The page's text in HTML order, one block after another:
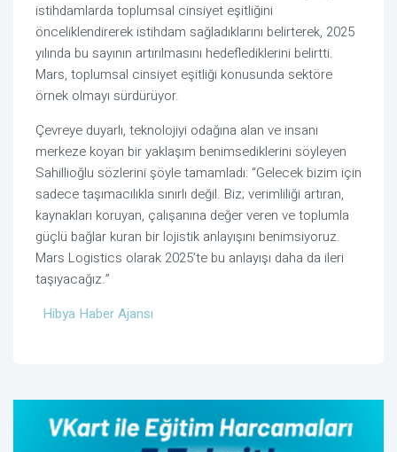
istihdamlarda toplumsal cinsiyet eşitliğini
önceliklendirerek istihdam sağladıklarını belirterek, 2025
yılında bu sayının artırılmasını hedeflediklerini belirtti.
Mars, toplumsal cinsiyet eşitliği konusunda sektöre
örnek olmayı sürdürüyor.
Çevreye duyarlı, teknolojiyi odağına alan ve insanı
merkeze koyan bir yaklaşım benimsediklerini söyleyen
Sahillioğlu sözlerini şöyle tamamladı: “Gelecek bizim için
sadece taşımacılıkla sınırlı değil. Biz; verimliliği artıran,
kaynakları koruyan, çalışanına değer veren ve toplumla
güçlü bağlar kuran bir lojistik anlayışını benimsiyoruz.
Mars Logistics olarak 2025’te bu anlayışı daha da ileri
taşıyacağız.”
Hibya Haber Ajansı